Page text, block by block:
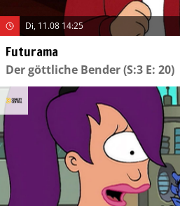
Di, 11.08 14:25
Futurama
Der göttliche Bender(S:3 E: 20)